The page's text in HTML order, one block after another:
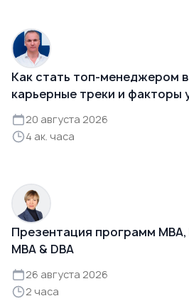
Как стать топ-менеджером
карьерные треки и факторы
20 августа 2026
4 ак. часа
Презентация программ MBA,
MBA & DBA
26 августа 2026
2 часа